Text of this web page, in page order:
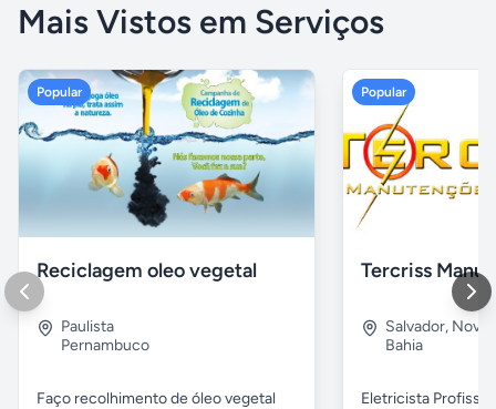
Mais Vistos em Serviços
Popular
Reciclagem oleo vegetal
Paulista
Pernambuco
Faço recolhimento de óleo vegetal
Popular
Salvador, Nova
Bahia
Eletricista